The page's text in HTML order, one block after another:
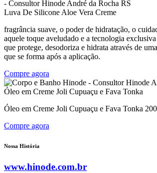
Luva De Silicone Aloe Vera Creme
fragrância suave, o poder de hidratação, o
aquele toque aveludado e a tecnologia
que protege, desodoriza e hidrata através de
que se forma após a aplicação.
Compre agora
Óleo em Creme Joli Cupuaçu e Fava Tonka
Óleo em Creme Joli Cupuaçu e Fava Tonka
Compre agora
Nossa História
www.hinode.com.br